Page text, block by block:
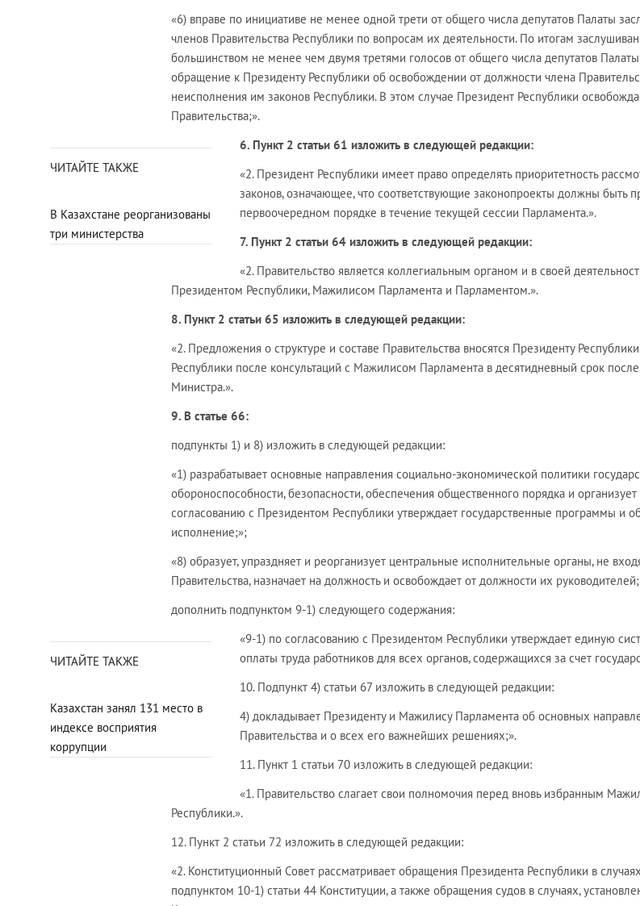
«6) вправе по инициативе не менее одной трети от общего числа депутатов Палаты
членов Правительства Республики по вопросам их деятельности. По итогам
большинством не менее чем двумя третями голосов от общего числа депутатов
обращение к Президенту Республики об освобождении от должности члена
неисполнения им законов Республики. В этом случае Президент Республики
Правительства;».
ЧИТАЙТЕ ТАКЖЕ
В Казахстане реорганизованы
три министерства
6. Пункт 2 статьи 61 изложить в следующей редакции:
«2. Президент Республики имеет право определять приоритетность
законов, означающее, что соответствующие законопроекты должны быть
первоочередном порядке в течение текущей сессии Парламента.».
7. Пункт 2 статьи 64 изложить в следующей редакции:
«2. Правительство является коллегиальным органом и в своей
Президентом Республики, Мажилисом Парламента и Парламентом.».
8. Пункт 2 статьи 65 изложить в следующей редакции:
«2. Предложения о структуре и составе Правительства вносятся Президенту
Республики после консультаций с Мажилисом Парламента в десятидневный срок
Министра.».
9. В статье 66:
подпункты 1) и 8) изложить в следующей редакции:
«1) разрабатывает основные направления социально-экономической политики
обороноспособности, безопасности, обеспечения общественного порядка и
согласованию с Президентом Республики утверждает государственные программы и
исполнение;»;
«8) образует, упраздняет и реорганизует центральные исполнительные органы, не
Правительства, назначает на должность и освобождает от должности их
дополнить подпунктом 9-1) следующего содержания:
ЧИТАЙТЕ ТАКЖЕ
Казахстан занял 131 место в
индексе восприятия
коррупции
«9-1) по согласованию с Президентом Республики утверждает единую
оплаты труда работников для всех органов, содержащихся за счет
10. Подпункт 4) статьи 67 изложить в следующей редакции:
4) докладывает Президенту и Мажилису Парламента об основных
Правительства и о всех его важнейших решениях;».
11. Пункт 1 статьи 70 изложить в следующей редакции:
«1. Правительство слагает свои полномочия перед вновь избранным
Республики.».
12. Пункт 2 статьи 72 изложить в следующей редакции:
«2. Конституционный Совет рассматривает обращения Президента Республики в
подпунктом 10-1) статьи 44 Конституции, а также обращения судов в случаях,